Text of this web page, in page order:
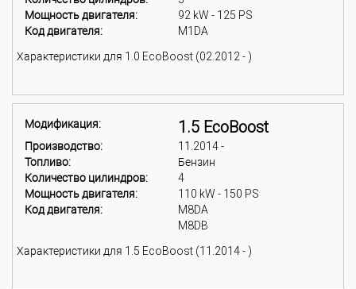
Мощность двигателя:
92 kW - 125 PS
Код двигателя:
M1DA
Характеристики для 1.0 EcoBoost (02.2012 - )
Модификация: 1.5 EcoBoost
Производство:
11.2014 -
Топливо:
Бензин
Количество цилиндров:
4
Мощность двигателя:
110 kW - 150 PS
Код двигателя:
M8DA
M8DB
Характеристики для 1.5 EcoBoost (11.2014 - )